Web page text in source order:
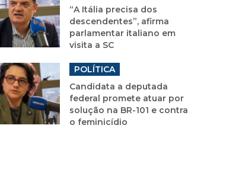
“A Itália precisa dos
descendentes”, afirma
parlamentar italiano em
visita a SC
POLÍTICA
Candidata a deputada
federal promete atuar por
solução na BR-101 e contra
o feminicídio